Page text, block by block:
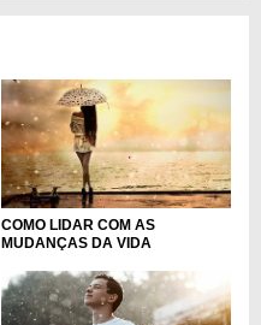
COMO LIDAR COM AS
MUDANÇAS DA VIDA